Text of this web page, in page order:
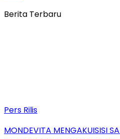
Berita Terbaru
Pers Rilis
MONDEVITA MENGAKUISISI